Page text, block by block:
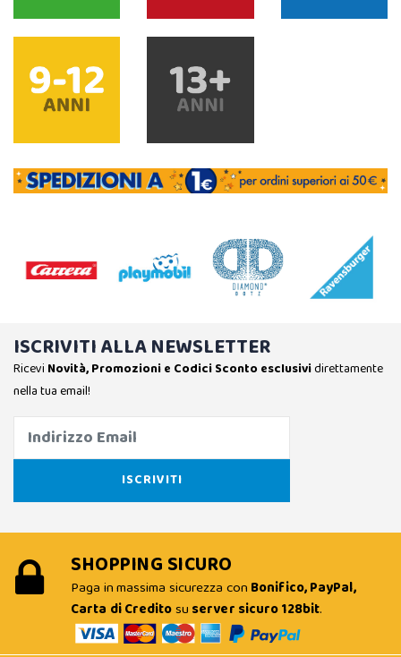
ISCRIVITI ALLA NEWSLETTER
Ricevi Novità, Promozioni e Codici Sconto esclusividirettamente
nella tua email!
SHOPPING SICURO
Paga in massima sicurezza con Bonifico, PayPal,
Carta di Creditosu server sicuro 128bit.